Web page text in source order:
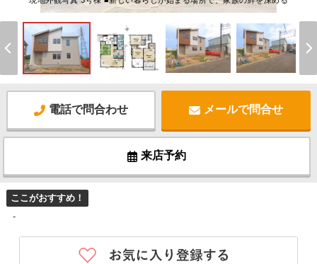
電話で問合わせ メールで問合せ
来店予約
ここがおすすめ！
-